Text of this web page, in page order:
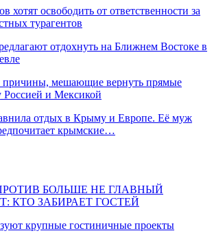
хотят освободить от ответственности за
турагентов
отдохнуть на Ближнем Востоке в
причины, мешающие вернуть прямые
и Мексикой
отдых в Крыму и Европе. Её муж
крымские…
БОЛЬШЕ НЕ ГЛАВНЫЙ
КТО ЗАБИРАЕТ ГОСТЕЙ
крупные гостиничные проекты